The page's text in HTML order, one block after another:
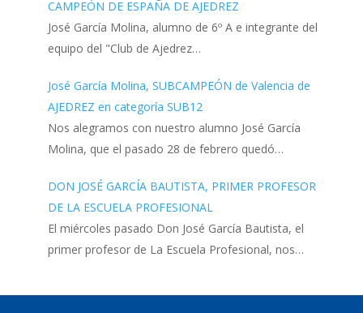
CAMPEÓN DE ESPAÑA DE AJEDREZ
José García Molina, alumno de 6º A e integrante del
equipo del "Club de Ajedrez…
José García Molina, SUBCAMPEÓN de Valencia de
AJEDREZ en categoría SUB12
Nos alegramos con nuestro alumno José García
Molina, que el pasado 28 de febrero quedó…
DON JOSÉ GARCÍA BAUTISTA, PRIMER PROFESOR
DE LA ESCUELA PROFESIONAL
El miércoles pasado Don José García Bautista, el
primer profesor de La Escuela Profesional, nos…